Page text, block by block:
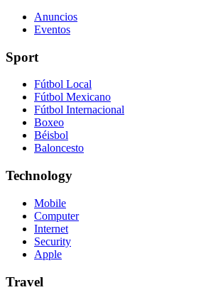
Anuncios
Eventos
Sport
Fútbol Local
Fútbol Mexicano
Fútbol Internacional
Boxeo
Béisbol
Baloncesto
Technology
Mobile
Computer
Internet
Security
Apple
Travel